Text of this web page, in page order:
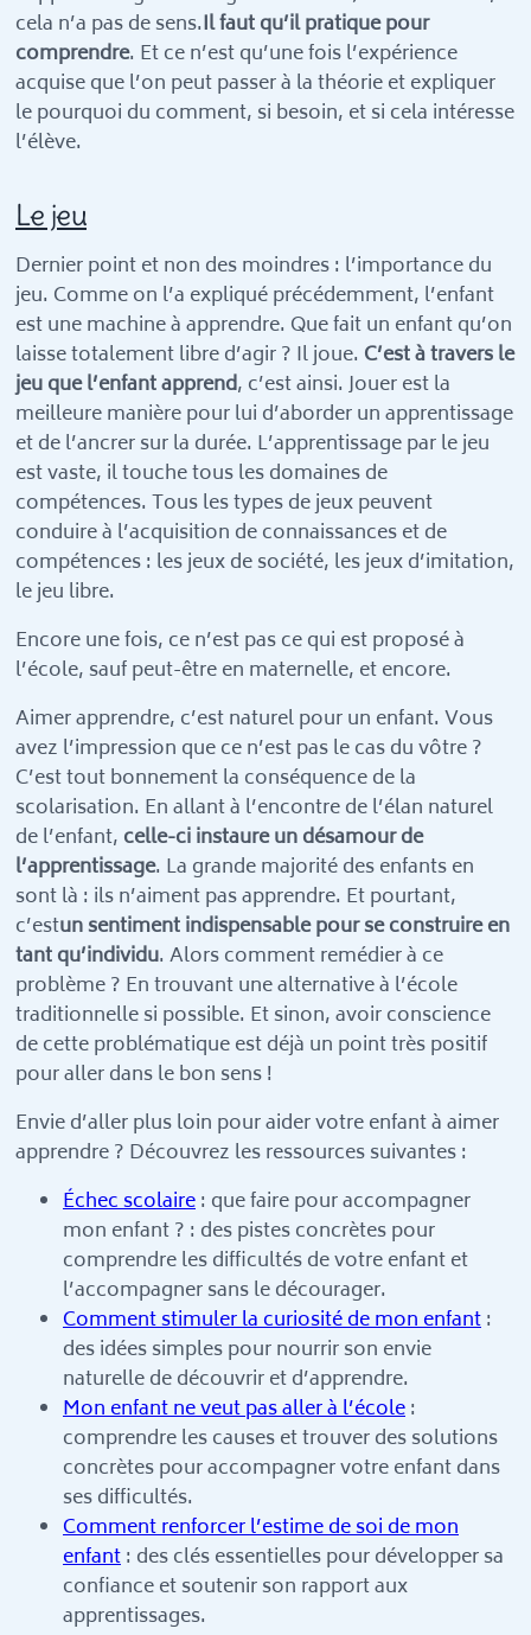
cela n’a pas de sens.Il faut qu’il pratique pour
comprendre. Et ce n’est qu’une fois l’expérience
acquise que l’on peut passer à la théorie et expliquer
le pourquoi du comment, si besoin, et si cela intéresse
l’élève.
Le jeu
Dernier point et non des moindres : l’importance du
jeu. Comme on l’a expliqué précédemment, l’enfant
est une machine à apprendre. Que fait un enfant qu’on
laisse totalement libre d’agir ? Il joue. C’est à travers le
jeu que l’enfant apprend, c’est ainsi. Jouer est la
meilleure manière pour lui d’aborder un apprentissage
et de l’ancrer sur la durée. L’apprentissage par le jeu
est vaste, il touche tous les domaines de
compétences. Tous les types de jeux peuvent
conduire à l’acquisition de connaissances et de
compétences : les jeux de société, les jeux d’imitation,
le jeu libre.
Encore une fois, ce n’est pas ce qui est proposé à
l’école, sauf peut-être en maternelle, et encore.
Aimer apprendre, c’est naturel pour un enfant. Vous
avez l’impression que ce n’est pas le cas du vôtre ?
C’est tout bonnement la conséquence de la
scolarisation. En allant à l’encontre de l’élan naturel
de l’enfant, celle-ci instaure un désamour de
l’apprentissage. La grande majorité des enfants en
sont là : ils n’aiment pas apprendre. Et pourtant,
c’estun sentiment indispensable pour se construire en
tant qu’individu. Alors comment remédier à ce
problème ? En trouvant une alternative à l’école
traditionnelle si possible. Et sinon, avoir conscience
de cette problématique est déjà un point très positif
pour aller dans le bon sens !
Envie d’aller plus loin pour aider votre enfant à aimer
apprendre ? Découvrez les ressources suivantes :
Échec scolaire: que faire pour accompagner
mon enfant ? : des pistes concrètes pour
comprendre les difficultés de votre enfant et
l’accompagner sans le décourager.
Comment stimuler la curiosité de mon enfant:
des idées simples pour nourrir son envie
naturelle de découvrir et d’apprendre.
Mon enfant ne veut pas aller à l’école:
comprendre les causes et trouver des solutions
concrètes pour accompagner votre enfant dans
ses difficultés.
Comment renforcer l’estime de soi de mon
enfant: des clés essentielles pour développer sa
confiance et soutenir son rapport aux
apprentissages.